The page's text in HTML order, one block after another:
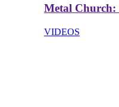
Metal Church:
VIDEOS